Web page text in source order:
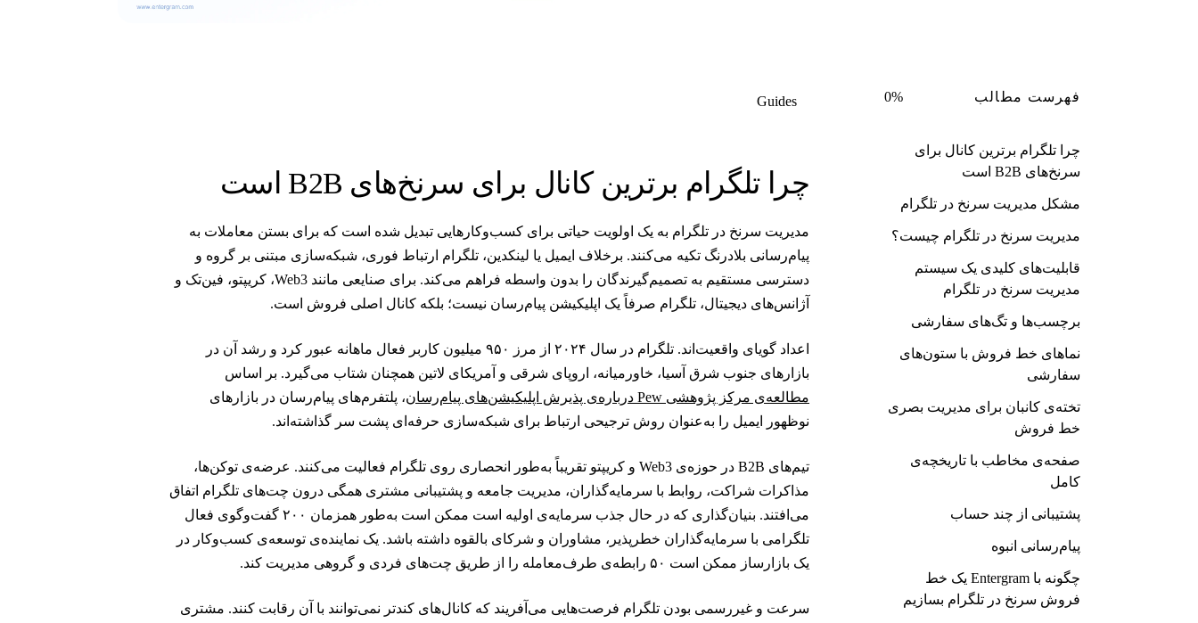
فهرست مطالب 0%
چرا تلگرام برترین کانال برای
سرنخ‌های B2B است
مشکل مدیریت سرنخ در تلگرام
مدیریت سرنخ در تلگرام چیست؟
قابلیت‌های کلیدی یک سیستم
مدیریت سرنخ در تلگرام
برچسب‌ها و تگ‌های سفارشی
نماهای خط فروش با ستون‌های
سفارشی
تخته‌ی کانبان برای مدیریت بصری
خط فروش
صفحه‌ی مخاطب با تاریخچه‌ی
کامل
پشتیبانی از چند حساب
پیام‌رسانی انبوه
چگونه با Entergram یک خط
فروش سرنخ در تلگرام بسازیم
Guides
چرا تلگرام برترین کانال برای سرنخ‌های B2B است
مدیریت سرنخ در تلگرام به یک اولویت حیاتی برای کسب‌وکارهایی تبدیل شده است که برای بستن معاملات به
پیام‌رسانی بلادرنگ تکیه می‌کنند. برخلاف ایمیل یا لینکدین، تلگرام ارتباط فوری، شبکه‌سازی مبتنی بر گروه و
دسترسی مستقیم به تصمیم‌گیرندگان را بدون واسطه فراهم می‌کند. برای صنایعی مانند Web3، کریپتو، فین‌تک و
آژانس‌های دیجیتال، تلگرام صرفاً یک اپلیکیشن پیام‌رسان نیست؛ بلکه کانال اصلی فروش است.
اعداد گویای واقعیت‌اند. تلگرام در سال ۲۰۲۴ از مرز ۹۵۰ میلیون کاربر فعال ماهانه عبور کرد و رشد آن در
بازارهای جنوب شرق آسیا، خاورمیانه، اروپای شرقی و آمریکای لاتین همچنان شتاب می‌گیرد. بر اساس
مطالعه‌ی مرکز پژوهشی Pew درباره‌ی پذیرش اپلیکیشن‌های پیام‌رسان
، پلتفرم‌های پیام‌رسان در بازارهای
نوظهور ایمیل را به‌عنوان روش ترجیحی ارتباط برای شبکه‌سازی حرفه‌ای پشت سر گذاشته‌اند.
تیم‌های B2B در حوزه‌ی Web3 و کریپتو تقریباً به‌طور انحصاری روی تلگرام فعالیت می‌کنند. عرضه‌ی توکن‌ها،
مذاکرات شراکت، روابط با سرمایه‌گذاران، مدیریت جامعه و پشتیبانی مشتری همگی درون چت‌های تلگرام اتفاق
می‌افتند. بنیان‌گذاری که در حال جذب سرمایه‌ی اولیه است ممکن است به‌طور همزمان ۲۰۰ گفت‌وگوی فعال
تلگرامی با سرمایه‌گذاران خطرپذیر، مشاوران و شرکای بالقوه داشته باشد. یک نماینده‌ی توسعه‌ی کسب‌وکار در
یک بازارساز ممکن است ۵۰ رابطه‌ی طرف‌معامله را از طریق چت‌های فردی و گروهی مدیریت کند.
سرعت و غیررسمی بودن تلگرام فرصت‌هایی می‌آفریند که کانال‌های کندتر نمی‌توانند با آن رقابت کنند. مشتری